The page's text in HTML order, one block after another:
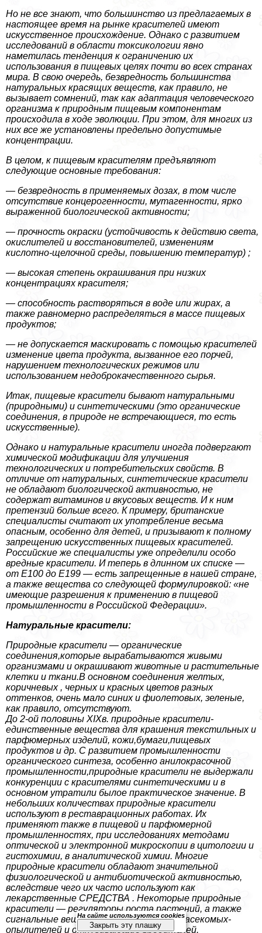
Но не все знают, что большинство из предлагаемых в
настоящее время на рынке красителей имеют
искусственное происхождение. Однако с развитием
исследований в области токсикологии явно
наметилась тенденция к ограничению их
использования в пищевых целях почти во всех странах
мира. В свою очередь, безвредность большинства
натуральных красящих веществ, как правило, не
вызывает сомнений, так как адаптация человеческого
организма к природным пищевым компонентам
происходила в ходе эволюции. При этом, для многих из
них все же установлены предельно допустимые
концентрации.
В целом, к пищевым красителям предъявляют
следующие основные требования:
— безвредность в применяемых дозах, в том числе
отсутствие концерогенности, мутагенности, ярко
выраженной биологической активности;
— прочность окраски (устойчивость к действию света,
окислителей и восстановителей, изменениям
кислотно-щелочной среды, повышению температур) ;
— высокая степень окрашивания при низких
концентрациях красителя;
— способность растворяться в воде или жирах, а
также равномерно распределяться в массе пищевых
продуктов;
— не допускается маскировать с помощью красителей
изменение цвета продукта, вызванное его порчей,
нарушением технологических режимов или
использованием недоброкачественного сырья.
Итак, пищевые красители бывают натуральными
(природными) и синтетическими (это органические
соединения, в природе не встречающиеся, то есть
искусственные).
Однако и натуральные красители иногда подвергают
химической модификации для улучшения
технологических и потребительских свойств. В
отличие от натуральных, синтетические красители
не обладают биологической активностью, не
содержат витаминов и вкусовых веществ. И к ним
претензий больше всего. К примеру, британские
специалисты считают их употрeбление весьма
опасным, особенно для детей, и призывают к полному
запрещению искусственных пищевых красителей.
Российские же специалисты уже определили особо
вредные красители. И теперь в длинном их списке —
от Е100 до Е199 — есть запрещенные в нашей стране,
а также вещества со следующей формулировкой: «не
имеющие разрешения к применению в пищевой
промышленности в Российской Федерации».
Натуральные красители:
Природные красители — органические
соединения,которые выpaбатываются живыми
организмами и окрашивают животные и растительные
клетки и ткани.В основном соединения желтых,
коричневых , черных и красных цветов разных
оттенков, очень мало синих и фиолетовых, зеленые,
как правило, отсутствуют.
До 2-ой половины XIXв. природные красители-
единственные вещества для крашения текстильных и
парфюмерных изделий, кожи,бумаги,пищевых
продуктов и др. С развитием промышленности
органического синтеза, особенно анилокрасочной
промышленности,природные красители не выдержали
конкуренции с красителями синтетическими и в
основном утратили былое пpaктическое значение. В
небольших количествах природные красители
используют в реставрационных работах. Их
применяют также в пищевой и парфюмерной
промышленностях, при исследованиях методами
оптической и электронной микроскопии в цитологии и
гистохимии, в аналитической химии. Многие
природные красители обладают значительной
физиологической и антибиотической активностью,
вследствие чего их часто используют как
лекарственные СРЕДСТВА . Некоторые природные
красители — регуляторы роста растений, а также
сигнальные вещества, привлекающие насекомых-
опылителей и отпугивающие вредителей.
На сайте используются cookies
Закрыть эту плашку